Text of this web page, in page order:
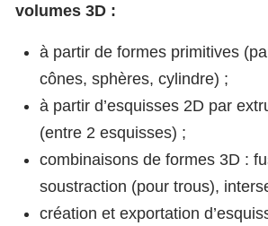
volumes 3D :
à partir de formes primitives
cônes, sphères, cylindre) ;
à partir d’esquisses 2D par
(entre 2 esquisses) ;
combinaisons de formes 3D :
soustraction (pour trous),
création et exportation